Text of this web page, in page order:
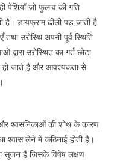
जो फुलाव की गति
डायफ्राम ढीली पड़ जाती है
उरोस्थि अपनी पूर्व स्थिति
उरोस्थित का गर्त छोटा
हो जाते हैं और आवश्यकता से
श्वसनिकाओं की शोथ के कारण
श्वास लेने में कठिनाई होती है।
सूजन है जिसके विषेष लक्षण